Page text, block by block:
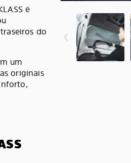
é
do
um
originais